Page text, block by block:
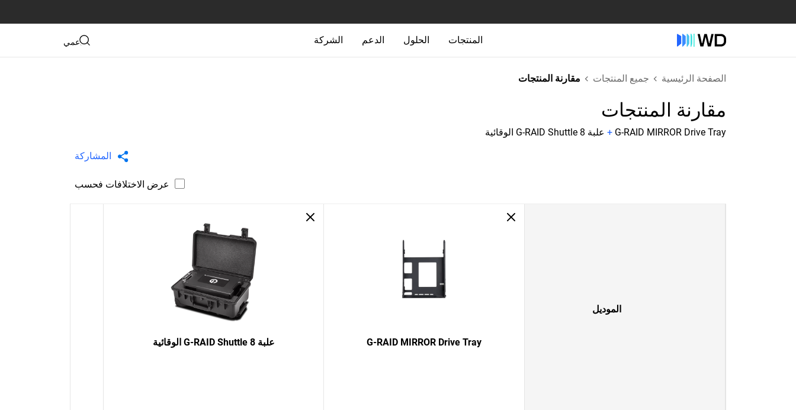
المنتجات الحلول الدعم الشركة دعمي
الصفحة الرئيسية جميع المنتجات مقارنة المنتجات
مقارنة المنتجات
G-RAID MIRROR Drive Tray
+ علبة G-RAID Shuttle 8 الوقائية
المشاركة
عرض الاختلافات فحسب
الموديل
G-RAID MIRROR Drive Tray علبة G-RAID Shuttle 8 الوقائية